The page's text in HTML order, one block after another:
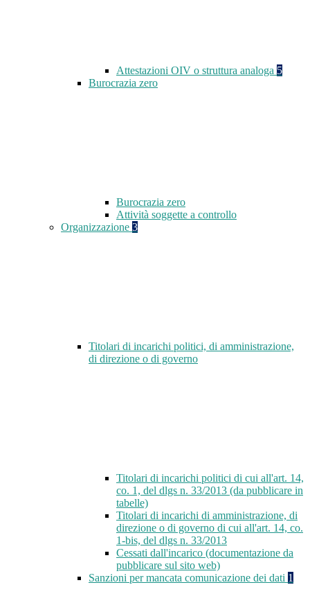
Attestazioni OIV o struttura analoga 5
Burocrazia zero
Burocrazia zero
Attività soggette a controllo
Organizzazione 3
Titolari di incarichi politici, di amministrazione,
di direzione o di governo
Titolari di incarichi politici di cui all'art. 14,
co. 1, del dlgs n. 33/2013 (da pubblicare in
tabelle)
Titolari di incarichi di amministrazione, di
direzione o di governo di cui all'art. 14, co.
1-bis, del dlgs n. 33/2013
Cessati dall'incarico (documentazione da
pubblicare sul sito web)
Sanzioni per mancata comunicazione dei dati 1